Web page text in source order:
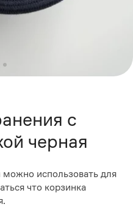
с
черная
использовать для
что корзинка